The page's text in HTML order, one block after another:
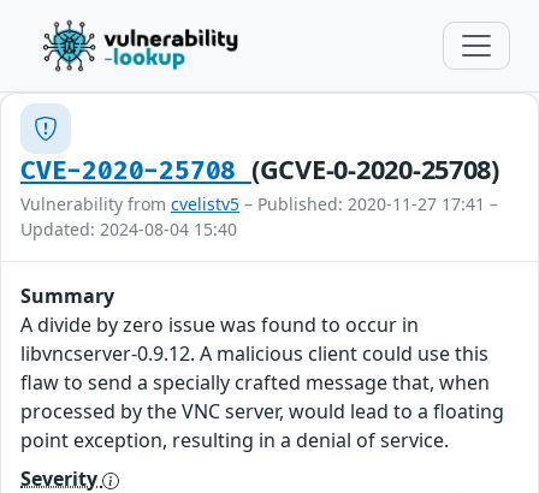
CVE-2020-25708 (GCVE-0-2020-25708)
Vulnerability from cvelistv5 – Published: 2020-11-27 17:41 –
Updated: 2024-08-04 15:40
Summary
A divide by zero issue was found to occur in
libvncserver-0.9.12. A malicious client could use this
flaw to send a specially crafted message that, when
processed by the VNC server, would lead to a floating
point exception, resulting in a denial of service.
Severity